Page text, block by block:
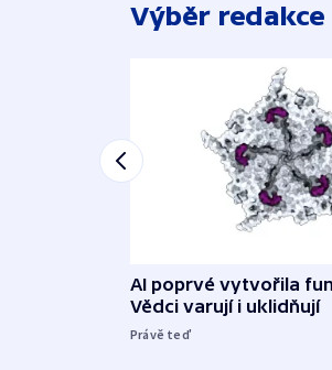
Výběr redakce
AI poprvé vytvořila
Vědci varují i uklidňují
Právě teď